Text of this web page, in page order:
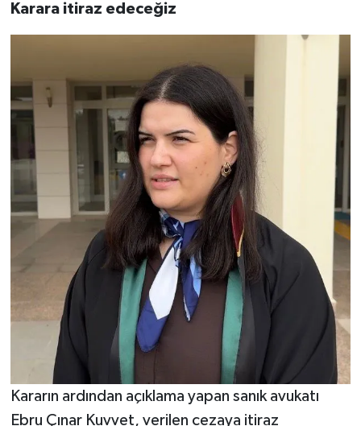
Karara itiraz edeceğiz
Kararın ardından açıklama yapan sanık avukatı
Ebru Çınar Kuvvet, verilen cezaya itiraz